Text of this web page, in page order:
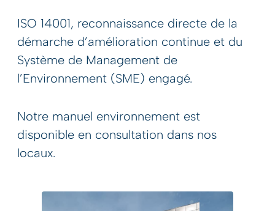
ISO 14001, reconnaissance directe de la
démarche d’amélioration continue et du
Système de Management de
l’Environnement (SME) engagé.
Notre manuel environnement est
disponible en consultation dans nos
locaux.